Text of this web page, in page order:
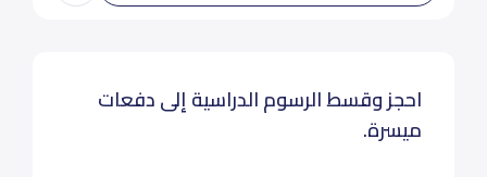
احجز وقسط الرسوم الدراسية إلى دفعات
ميسرة.